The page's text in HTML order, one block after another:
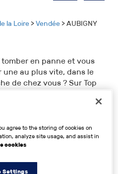
la Loire >Vendée > AUBIGNY
en panne et vous
au plus vite, dans le
de chez vous ? Sur Top
le garage : AUBIGNY
un instant. Que vous soyez
Dodge ou les Skoda, vous
pas à regarder les
le modèle qui vous
agree to the storing of cookies on
analyze site usage, and assist in
cookies
Settings